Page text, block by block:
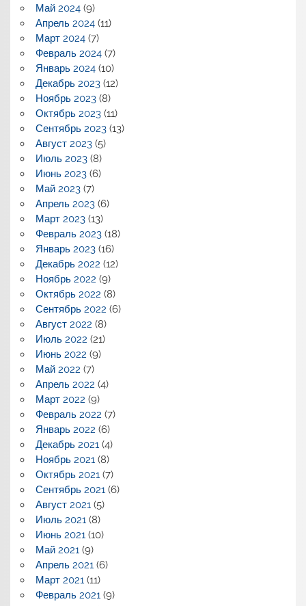
Май 2024(9)
Апрель 2024(11)
Март 2024(7)
Февраль 2024(7)
Январь 2024(10)
Декабрь 2023(12)
Ноябрь 2023(8)
Октябрь 2023(11)
Сентябрь 2023(13)
Август 2023(5)
Июль 2023(8)
Июнь 2023(6)
Май 2023(7)
Апрель 2023(6)
Март 2023(13)
Февраль 2023(18)
Январь 2023(16)
Декабрь 2022 (12)
Ноябрь 2022 (9)
Октябрь 2022 (8)
Сентябрь 2022 (6)
Август 2022 (8)
Июль 2022 (21)
Июнь 2022 (9)
Май 2022 (7)
Апрель 2022 (4)
Март 2022 (9)
Февраль 2022 (7)
Январь 2022 (6)
Декабрь 2021(4)
Ноябрь 2021(8)
Октябрь 2021(7)
Сентябрь 2021(6)
Август 2021(5)
Июль 2021(8)
Июнь 2021(10)
Май 2021(9)
Апрель 2021(6)
Март 2021(11)
Февраль 2021(9)